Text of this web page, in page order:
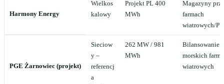
Harmony Energy
Wielkos
kalowy
Projekt PL 400
MWh
Magazyny
farmach
wiatrowych/PV
PGE Żarnowiec (projekt)
Sieciow
y –
referencj
a
262 MW / 981
MWh
Bilansowanie
morskich farm
wiatrowych